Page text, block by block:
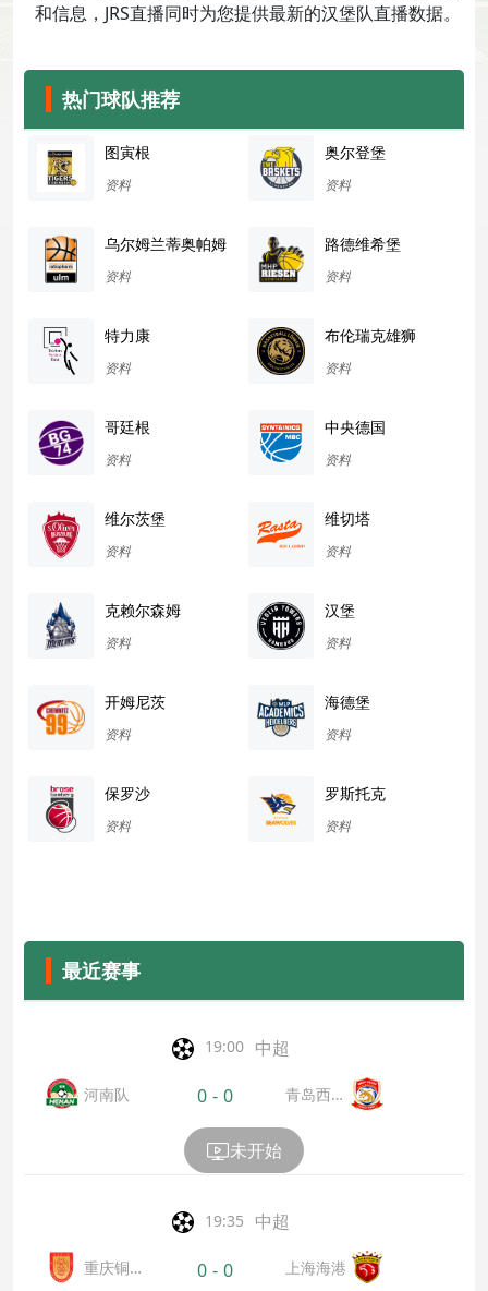
和信息，JRS直播同时为您提供最新的汉堡队直播数据。
热门球队推荐
图寅根
资料
奥尔登堡
资料
乌尔姆兰蒂奥帕姆
资料
路德维希堡
资料
特力康
资料
布伦瑞克雄狮
资料
哥廷根
资料
中央德国
资料
维尔茨堡
资料
维切塔
资料
克赖尔森姆
资料
汉堡
资料
开姆尼茨
资料
海德堡
资料
保罗沙
资料
罗斯托克
资料
最近赛事
19:00 中超
河南队 0 - 0
青岛西海
未开始
19:35 中超
重庆铜
0 - 0 上海海港